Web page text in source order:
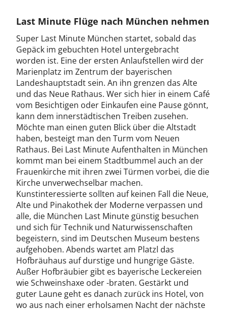
Last Minute Flüge nach München nehmen
Super Last Minute München startet, sobald das
Gepäck im gebuchten Hotel untergebracht
worden ist. Eine der ersten Anlaufstellen wird der
Marienplatz im Zentrum der bayerischen
Landeshauptstadt sein. An ihn grenzen das Alte
und das Neue Rathaus. Wer sich hier in einem Café
vom Besichtigen oder Einkaufen eine Pause gönnt,
kann dem innerstädtischen Treiben zusehen.
Möchte man einen guten Blick über die Altstadt
haben, besteigt man den Turm vom Neuen
Rathaus. Bei Last Minute Aufenthalten in München
kommt man bei einem Stadtbummel auch an der
Frauenkirche mit ihren zwei Türmen vorbei, die die
Kirche unverwechselbar machen.
Kunstinteressierte sollten auf keinen Fall die Neue,
Alte und Pinakothek der Moderne verpassen und
alle, die München Last Minute günstig besuchen
und sich für Technik und Naturwissenschaften
begeistern, sind im Deutschen Museum bestens
aufgehoben. Abends wartet am Platzl das
Hofbräuhaus auf durstige und hungrige Gäste.
Außer Hofbräubier gibt es bayerische Leckereien
wie Schweinshaxe oder -braten. Gestärkt und
guter Laune geht es danach zurück ins Hotel, von
wo aus nach einer erholsamen Nacht der nächste